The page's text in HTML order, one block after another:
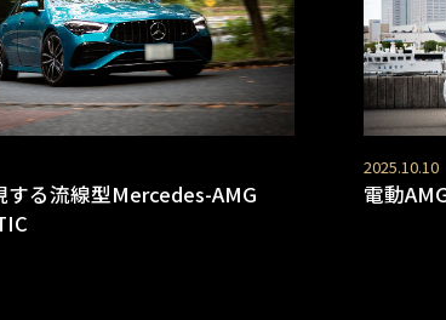
する流線型Mercedes-AMG
2025.10.10
電動